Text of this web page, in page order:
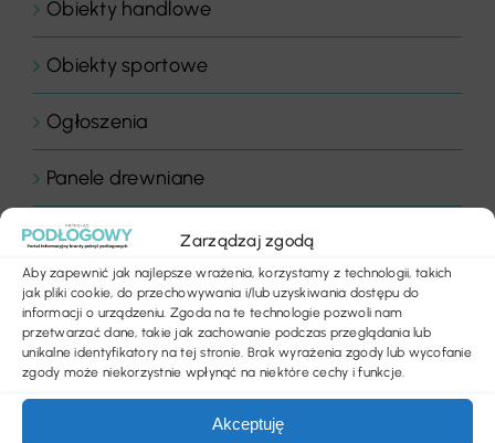
Zarządzaj zgodą
Aby zapewnić jak najlepsze wrażenia, korzystamy z technologii, takich
jak pliki cookie, do przechowywania i/lub uzyskiwania dostępu do
informacji o urządzeniu. Zgoda na te technologie pozwoli nam
przetwarzać dane, takie jak zachowanie podczas przeglądania lub
unikalne identyfikatory na tej stronie. Brak wyrażenia zgody lub wycofanie
zgody może niekorzystnie wpłynąć na niektóre cechy i funkcje.
Akceptuję
Obiekty handlowe
Obiekty sportowe
Ogłoszenia
Panele drewniane
Parkiety
Placówki edukacyjne
Płytki dywanowe
Płyty